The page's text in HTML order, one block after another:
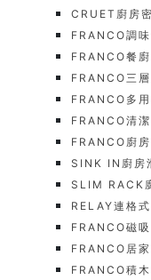
CRUET廚房
FRANCO調
FRANCO餐
FRANCO三
FRANCO多
FRANCO清
FRANCO廚
SINK IN廚房
SLIM RACK
RELAY連格
FRANCO磁
FRANCO居
FRANCO積